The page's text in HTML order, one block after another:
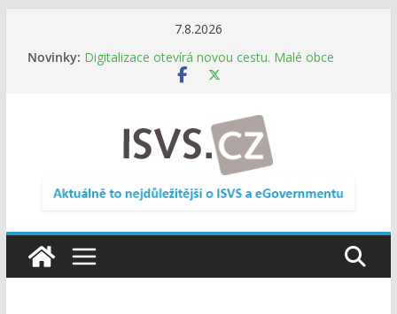
7.8.2026
Novinky: novou mobilní aplikaci
Digitalizace otevírá novou cestu. Malé obce
DIA: Stát poprvé v historii zapojuje širokou
veřejnost do testování digitálních služeb
DIA: Informační systém dlouhodobého řízení
(ISDŘ) je od července v plném provozu
zveřejnil materiály z nového jednání